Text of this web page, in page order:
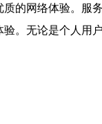
的网络体验。服
。无论是个人